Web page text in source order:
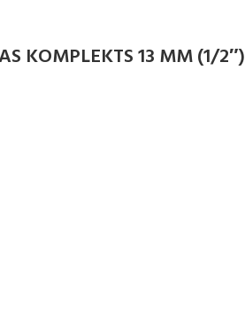
KOMPLEKTS 13 MM (1/2″)